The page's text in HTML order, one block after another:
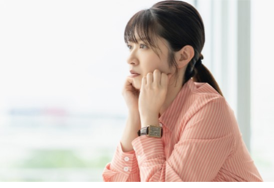
遠山：この楽曲はどこから作り始めました？
ほのか：「これ描いて死ね」は、マンガを描くことを題材に
した作品なんですけど、まずは原作を読みました。それで、0
から1にするときに、心のなかで薪をくべて火種を燃やしてい
く。そして、風が吹いてめちゃめちゃ燃えていくみたいな。
そういったものを絶やさずに「自分だけでやっていくぞ！」
みたいな気持ちと、私がお家で音楽を作っているとき
の……“色”かな？ その色がすごく一致している部分があったの
で、今回はアニメのエンディングテーマとして曲を書かせて
もらったんですけど、結構パーソナルな部分が出た作品にな
――患者からの暴言や暴力に心が折れそうになりながらも、
過酷な現場で奮闘する看護師の相談に対し、江原は「意外な
ことを申し上げるようだけれど……」と前置きした上で、具体
的なアドバイスを提示しました。
江原：私はね、ちょっと意外なことを申し上げるようだけれ
ど、「体力」だと思います。やっぱり、ちゃんと食べて、よ
く寝る。で、やっぱり看護師さんって不規則でしょう？ 夜勤
とかね。いろいろとシフトがあるから、身体のコンディショ
ンを持っていくのがとっても大変だと思うの。
これ、ばかにならなくて、私、いつもフィジカルとスピリチ